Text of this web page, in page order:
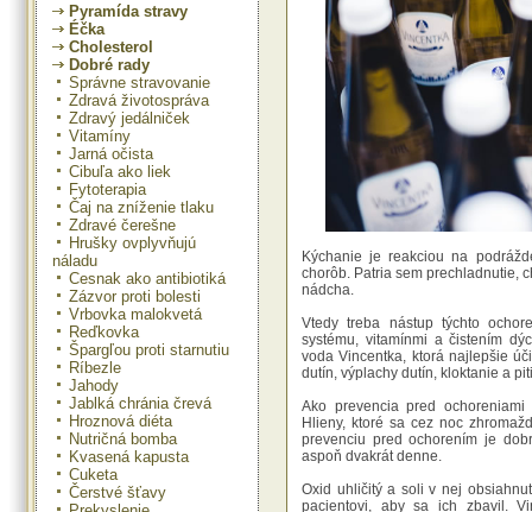
Pyramída stravy
Éčka
Cholesterol
Dobré rady
Správne stravovanie
Zdravá životospráva
Zdravý jedálniček
Vitamíny
Jarná očista
Cibuľa ako liek
Fytoterapia
Čaj na zníženie tlaku
Zdravé čerešne
Hrušky ovplyvňujú
náladu
Cesnak ako antibiotiká
Zázvor proti bolesti
Vrbovka malokvetá
Reďkovka
Špargľou proti starnutiu
Ríbezle
Jahody
Jablká chránia črevá
Hroznová diéta
Nutričná bomba
Kvasená kapusta
Cuketa
Čerstvé šťavy
Kýchanie je reakciou na
chorôb. Patria sem prechladnutie,
nádcha.
Vtedy treba nástup týchto
systému, vitamínmi a čistením
voda Vincentka, ktorá najlepšie
dutín, výplachy dutín, kloktanie a
Ako prevencia pred
Hlieny, ktoré sa cez noc
prevenciu pred ochorením je
aspoň dvakrát denne.
Oxid uhličitý a soli v nej
pacientovi, aby sa ich zbavil.